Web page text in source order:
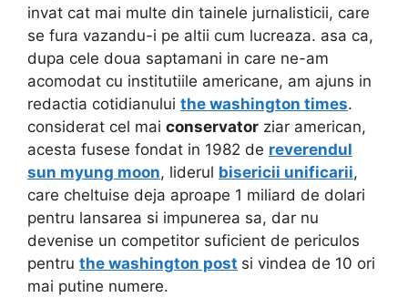
invat cat mai multe din tainele jurnalisticii, care
se fura vazandu-i pe altii cum lucreaza. asa ca,
dupa cele doua saptamani in care ne-am
acomodat cu institutiile americane, am ajuns in
redactia cotidianului the washington times.
considerat cel mai conservator ziar american,
acesta fusese fondat in 1982 de reverendul
sun myung moon, liderul bisericii unificarii,
care cheltuise deja aproape 1 miliard de dolari
pentru lansarea si impunerea sa, dar nu
devenise un competitor suficient de periculos
pentru the washington post si vindea de 10 ori
mai putine numere.